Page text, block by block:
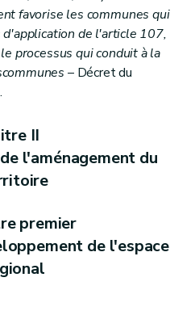
(Des conditions dans lesquelles une personne physique ou morale ou une association de personnes physiques peut être chargée de l'élaboration, de la révision ou de la modification des plans d'aménagement, des schémas et des règlements d'urbanisme
du dossier de demande de permis de bâtir
des demandes de permis de démolir
favorise les communes qui
de l'article 107,
processus qui conduit à la
– Décret du
II
l'aménagement du
premier
de l'espace